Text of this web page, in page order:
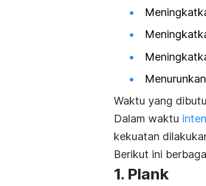
Waktu yang
Dalam waktu
kekuatan
Berikut ini
1. Plank